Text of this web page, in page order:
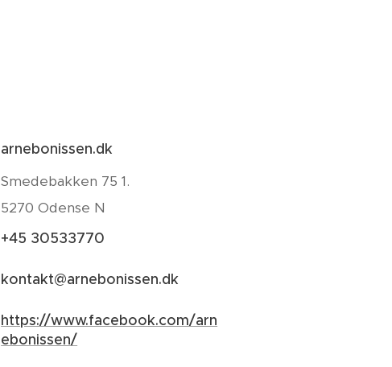
arnebonissen.dk
Smedebakken 75 1.
5270 Odense N
+45 30533770
kontakt@arnebonissen.dk
https://www.facebook.com/arn
ebonissen/